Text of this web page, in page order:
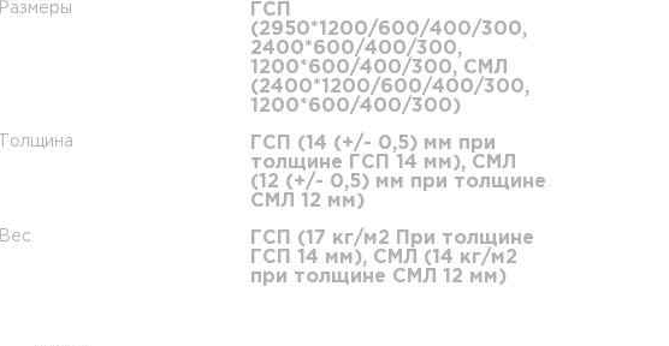
Размеры
ГСП
(2950*1200/600/400/300,
2400*600/400/300,
1200*600/400/300, СМЛ
(2400*1200/600/400/300,
1200*600/400/300)
Толщина
ГСП (14 (+/- 0,5) мм при
толщине ГСП 14 мм), СМЛ
(12 (+/- 0,5) мм при толщине
СМЛ 12 мм)
Вес
ГСП (17 кг/м2 При толщине
ГСП 14 мм), СМЛ (14 кг/м2
при толщине СМЛ 12 мм)